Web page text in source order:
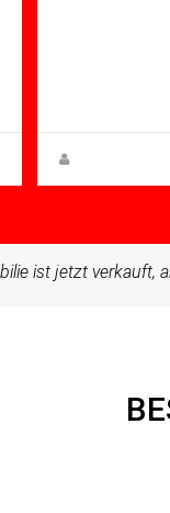
ist jetzt verkauft,